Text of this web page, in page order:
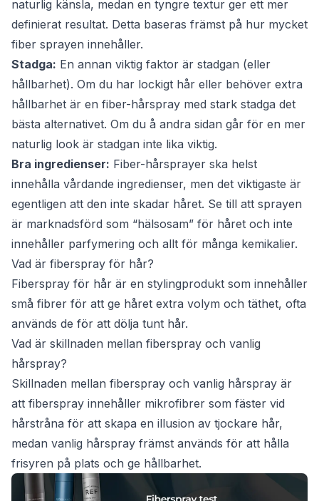
naturlig känsla, medan en tyngre textur ger ett mer
definierat resultat. Detta baseras främst på hur mycket
fiber sprayen innehåller.
Stadga: En annan viktig faktor är stadgan (eller
hållbarhet). Om du har lockigt hår eller behöver extra
hållbarhet är en fiber-hårspray med stark stadga det
bästa alternativet. Om du å andra sidan går för en mer
naturlig look är stadgan inte lika viktig.
Bra ingredienser: Fiber-hårsprayer ska helst
innehålla vårdande ingredienser, men det viktigaste är
egentligen att den inte skadar håret. Se till att sprayen
är marknadsförd som “hälsosam” för håret och inte
innehåller parfymering och allt för många kemikalier.
Vad är fiberspray för hår?
Fiberspray för hår är en stylingprodukt som innehåller
små fibrer för att ge håret extra volym och täthet, ofta
används de för att dölja tunt hår.
Vad är skillnaden mellan fiberspray och vanlig
hårspray?
Skillnaden mellan fiberspray och vanlig hårspray är
att fiberspray innehåller mikrofibrer som fäster vid
hårstråna för att skapa en illusion av tjockare hår,
medan vanlig hårspray främst används för att hålla
frisyren på plats och ge hållbarhet.